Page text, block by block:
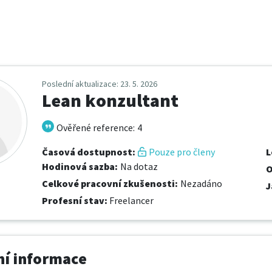
Poslední aktualizace: 23. 5. 2026
Lean konzultant
Ověřené reference: 4
Časová dostupnost:
Pouze pro členy
Hodinová sazba: Na dotaz
Celkové pracovní zkušenosti: Nezadáno
Profesní stav: Freelancer
informace